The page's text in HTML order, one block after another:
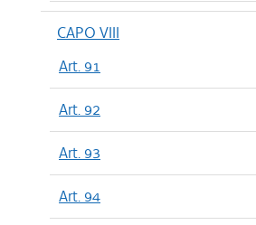
CAPO VIII
Art. 91
Art. 92
Art. 93
Art. 94